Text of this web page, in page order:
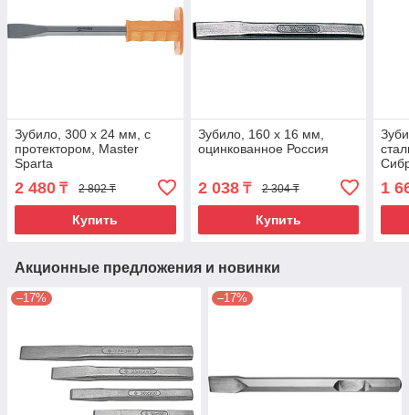
Зубило, 300 х 24 мм, с
протектором, Master
Sparta
2 480 ₸ 2 802 ₸
Купить
Зубило, 160 х 16 мм,
оцинкованное Россия
2 038₸ 2 304 ₸
Купить
1
Акционные предложения и новинки
–17% –17%